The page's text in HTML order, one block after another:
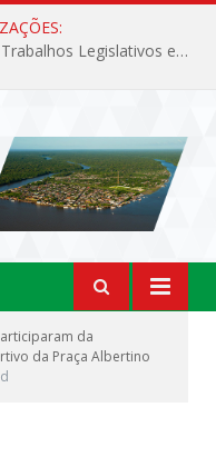
Câmara Municipal de Afuá Retoma Trabalhos Legislativos em Sessão Ordinária
da
da Praça Albertino